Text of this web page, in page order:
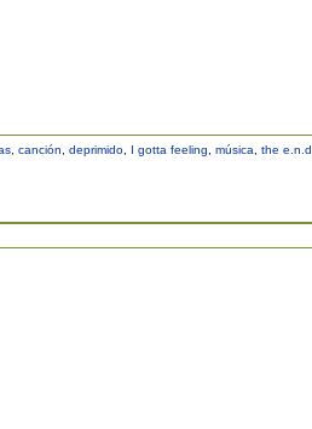
canción deprimido I gotta feeling música the e.n.d